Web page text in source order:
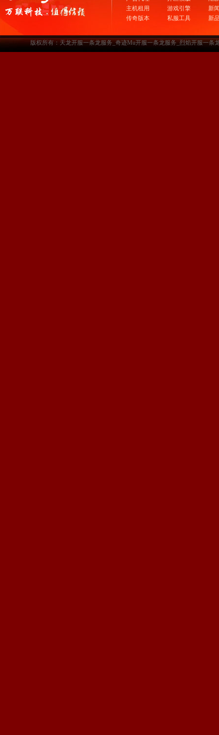
主机租用
传奇版本
游戏引擎
私服工具
新
新
版权所有：天龙开服一条龙服务_奇迹Mu开服一条龙服务_烈焰开服一条